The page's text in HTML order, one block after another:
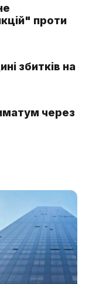
проти
збитків на
через